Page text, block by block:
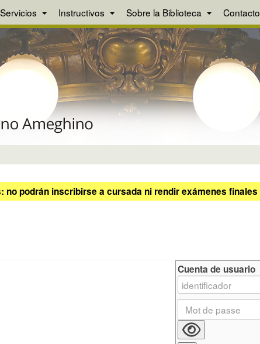
Servicios Instructivos Sobre la Biblioteca Contacto
podrán inscribirse a cursada ni rendir exámenes finales
Cuenta de usuario